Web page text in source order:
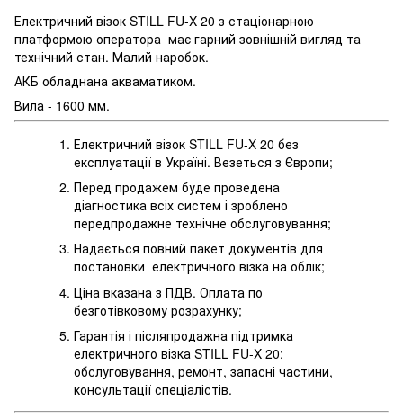
Електричний візок STILL FU-X 20 з стаціонарною
платформою оператора має гарний зовнішній вигляд та
технічний стан. Малий наробок.
АКБ обладнана акваматиком.
Вила - 1600 мм.
Електричний візок STILL FU-X 20 без
експлуатації в Україні. Везеться з Європи;
Перед продажем буде проведена
діагностика всіх систем і зроблено
передпродажне технічне обслуговування;
Надається повний пакет документів для
постановки електричного візка на облік;
Ціна вказана з ПДВ. Оплата по
безготівковому розрахунку;
Гарантія і післяпродажна підтримка
електричного візка STILL FU-X 20:
обслуговування, ремонт, запасні частини,
консультації спеціалістів.